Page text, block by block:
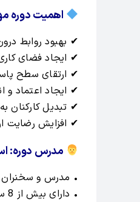
اهمیت دوره
✔ بهبود روابط
✔ ایجاد فضای
✔ ارتقای سطح
✔ ایجاد اعتماد و
✔ تبدیل کارکنان
✔ افزایش رضایت
مدرس دوره:
• مدرس و سخنران
• دارای بیش از 8 سال سابقه تدریس در شرکت‌های خصوصی، سازمان‌های دولتی و بانک‌ها